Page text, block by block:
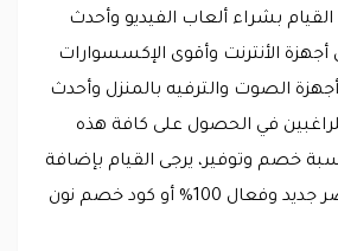
القيام بشراء ألعاب الفيديو وأحدث
الأنترنت وأقوى الإكسسوارات
أجهزة الصوت والترفيه بالمنزل وأحدث
للراغبين في الحصول على كافة هذه
خصم وتوفير، يرجى القيام بإضافة
كود خصم نون مصر جديد وفعال 100% أو كود خصم نون